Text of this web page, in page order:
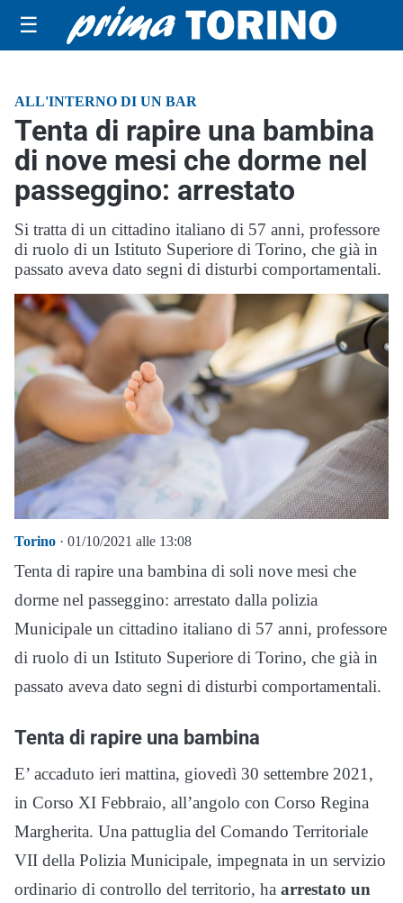
☰
ALL'INTERNO DI UN BAR
Tenta di rapire una bambina
di nove mesi che dorme nel
passeggino: arrestato
Si tratta di un cittadino italiano di 57 anni, professore
di ruolo di un Istituto Superiore di Torino, che già in
passato aveva dato segni di disturbi comportamentali.
Torino · 01/10/2021 alle 13:08
Tenta di rapire una bambina di soli nove mesi che
dorme nel passeggino: arrestato dalla polizia
Municipale un cittadino italiano di 57 anni, professore
di ruolo di un Istituto Superiore di Torino, che già in
passato aveva dato segni di disturbi comportamentali.
Tenta di rapire una bambina
E’ accaduto ieri mattina, giovedì 30 settembre 2021,
in Corso XI Febbraio, all’angolo con Corso Regina
Margherita. Una pattuglia del Comando Territoriale
VII della Polizia Municipale, impegnata in un servizio
ordinario di controllo del territorio, ha arrestato un